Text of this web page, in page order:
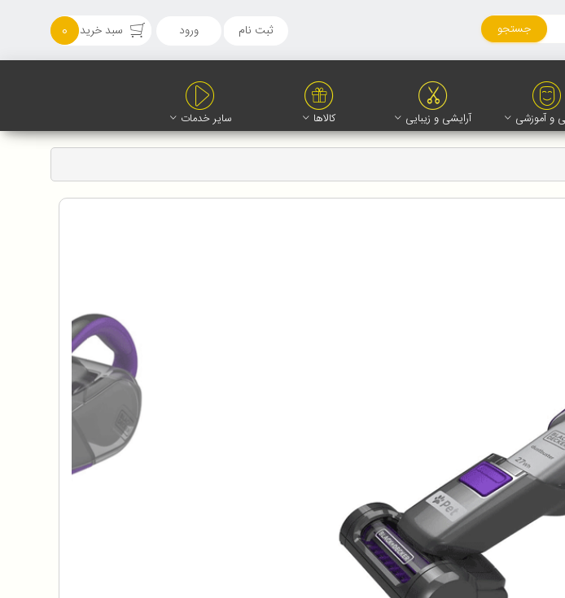
جستجو ثبت نام ورود سبد خرید 0
و آموزشی آرایشی و زیبایی کالاها سایر خدمات